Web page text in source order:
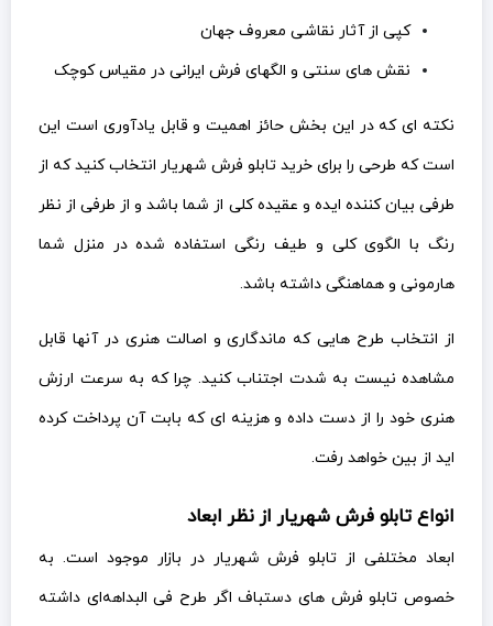
کپی از آثار نقاشی معروف جهان
نقش های سنتی و الگهای فرش ایرانی در مقیاس کوچک
نکته ای که در این بخش حائز اهمیت و قابل یادآوری است این
است که طرحی را برای خرید تابلو فرش شهریار انتخاب کنید که از
طرفی بیان کننده ایده و عقیده کلی از شما باشد و از طرفی از نظر
رنگ با الگوی کلی و طیف رنگی استفاده شده در منزل شما
هارمونی و هماهنگی داشته باشد.
از انتخاب طرح هایی که ماندگاری و اصالت هنری در آنها قابل
مشاهده نیست به شدت اجتناب کنید. چرا که به سرعت ارزش
هنری خود را از دست داده و هزینه ای که بابت آن پرداخت کرده
اید از بین خواهد رفت.
انواع تابلو فرش شهریار از نظر ابعاد
ابعاد مختلفی از تابلو فرش شهریار در بازار موجود است. به
خصوص تابلو فرش های دستباف اگر طرح فی البداهه‌ای داشته